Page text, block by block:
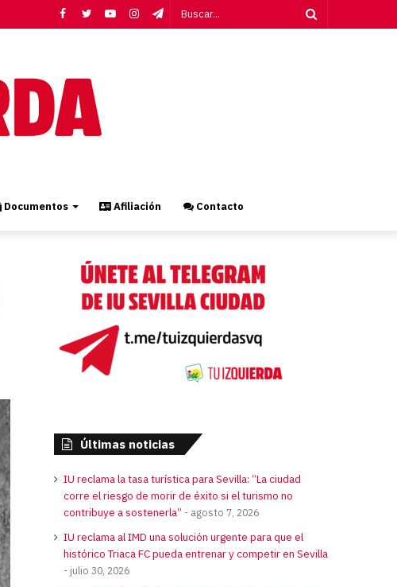
Telegram
Instagram
YouTube
Twitter
Facebook
Documentos Afiliación Contacto
Últimas noticias
IU reclama la tasa turística para Sevilla: “La ciudad
corre el riesgo de morir de éxito si el turismo no
contribuye a sostenerla”
agosto 7, 2026
IU reclama al IMD una solución urgente para que el
histórico Triaca FC pueda entrenar y competir en Sevilla
julio 30, 2026